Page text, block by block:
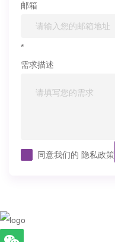
邮箱
*
需求描述
同意我们的 隐私政策